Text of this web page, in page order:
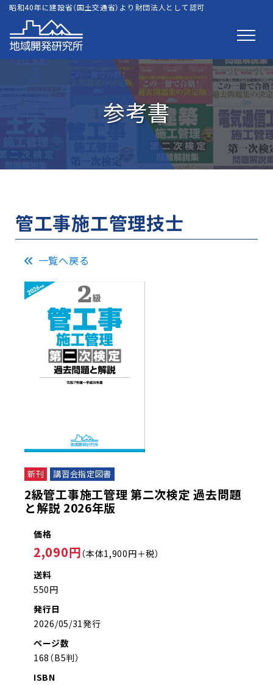
昭和40年に建設省（国土交通省）より財団法人として認可
参考書
管工事施工管理技士
一覧へ戻る
新刊 講習会指定図書
2級管工事施工管理 第二次検定 過去問題
と解説 2026年版
価格
2,090円（本体1,900円＋税）
送料
550円
発行日
2026/05/31発行
ページ数
168（B5判）
ISBN